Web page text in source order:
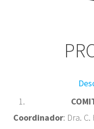
Coordinador: Dra.